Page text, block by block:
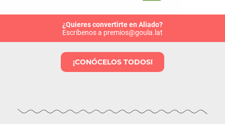
¿Quieres convertirte en Aliado?
Escríbenos a premios@goula.lat
¡CONÓCELOS TODOS!